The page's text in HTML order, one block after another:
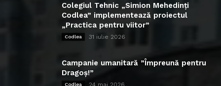
Colegiul Tehnic „Simion Mehedinți
Codlea” implementează proiectul
„Practica pentru viitor”
Codlea 31 iulie 2026
Campanie umanitară ”Împreună pentru
Dragoș!”
Codlea 24 mai 2026